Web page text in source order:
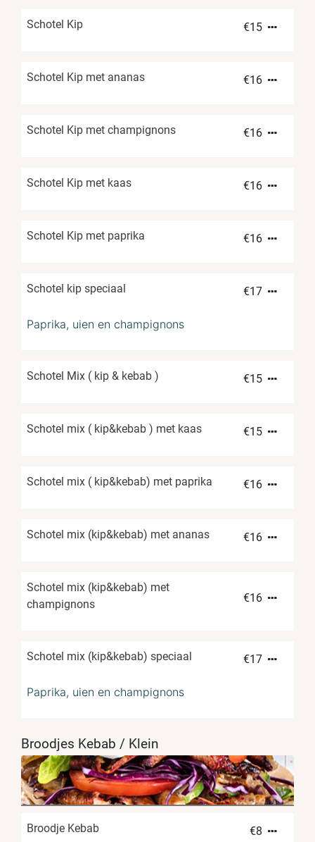
Schotel Kip €15
Schotel Kip met ananas €16
Schotel Kip met champignons €16
Schotel Kip met kaas €16
Schotel Kip met paprika €16
Schotel kip speciaal €17
Paprika, uien en champignons
Schotel Mix ( kip & kebab ) €15
Schotel mix ( kip&kebab ) met kaas €15
Schotel mix ( kip&kebab) met paprika €16
Schotel mix (kip&kebab) met ananas €16
Schotel mix (kip&kebab) met
champignons
€16
Schotel mix (kip&kebab) speciaal €17
Paprika, uien en champignons
Broodjes Kebab / Klein
Broodje Kebab €8